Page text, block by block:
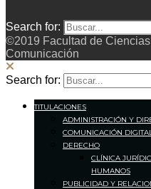
Search for:
©2019 Facultad de
Comunicación
Search for:
TITULACIONES
ADMINISTRACIÓN Y
COMUNICACIÓN
DERECHO
CLÍNICA
HUMANOS
PUBLICIDAD Y